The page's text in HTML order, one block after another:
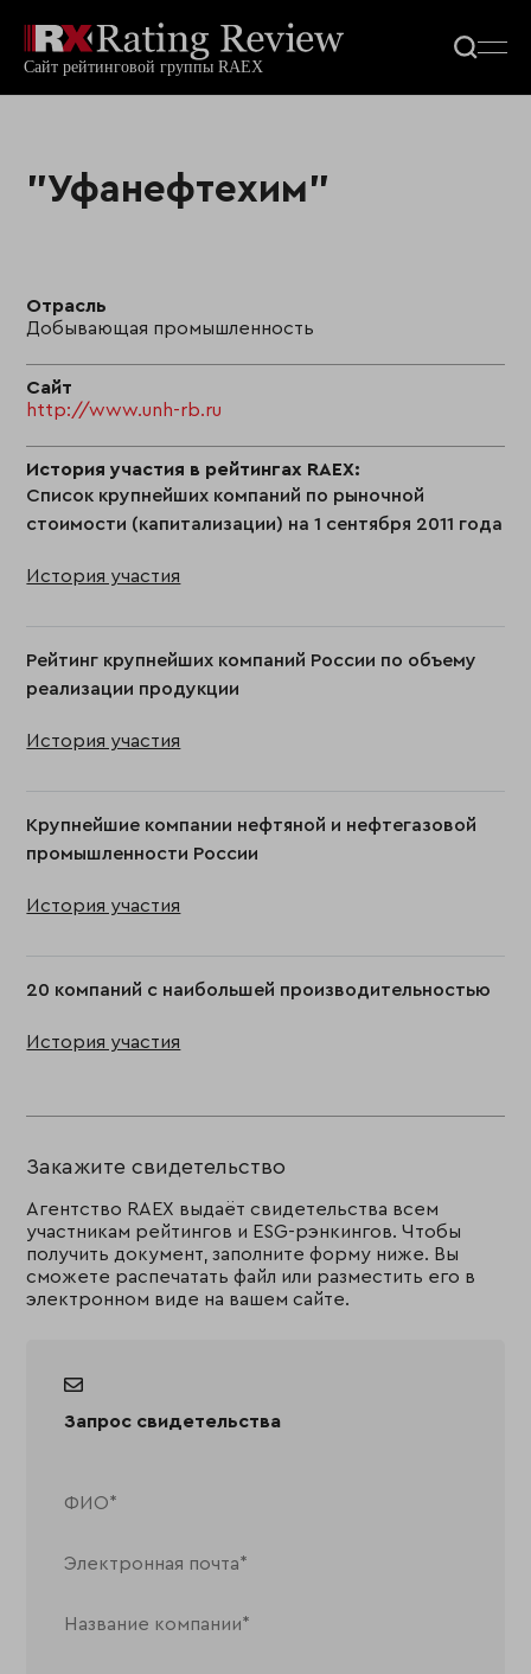
"Уфанефтехим"
Отрасль
Добывающая промышленность
Сайт
http://www.unh-rb.ru
История участия в рейтингах RAEX:
Список крупнейших компаний по рыночной
стоимости (капитализации) на 1 сентября 2011 года
История участия
Рейтинг крупнейших компаний России по объему
реализации продукции
История участия
Крупнейшие компании нефтяной и нефтегазовой
промышленности России
История участия
20 компаний с наибольшей производительностью
История участия
Закажите свидетельство
Агентство RAEX выдаёт свидетельства всем
участникам рейтингов и ESG-рэнкингов. Чтобы
получить документ, заполните форму ниже. Вы
сможете распечатать файл или разместить его в
электронном виде на вашем сайте.
Запрос свидетельства